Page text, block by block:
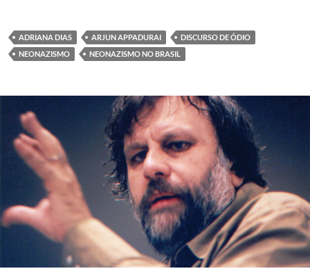
ADRIANA DIAS ARJUN APPADURAI
DISCURSO DE ÓDIO
NEONAZISMO
NEONAZISMO NO BRASIL